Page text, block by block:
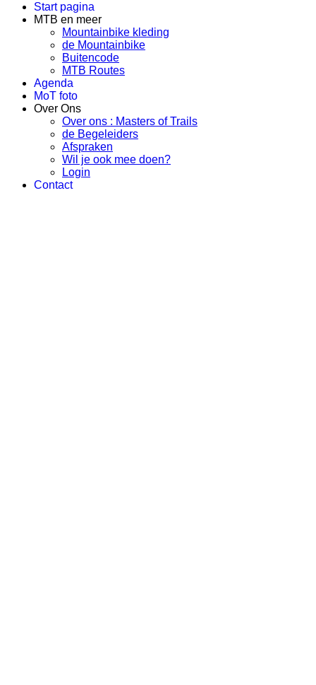
Start pagina
MTB en meer
Mountainbike kleding
de Mountainbike
Buitencode
MTB Routes
Agenda
MoT foto
Over Ons
Over ons : Masters of Trails
de Begeleiders
Afspraken
Wil je ook mee doen?
Login
Contact